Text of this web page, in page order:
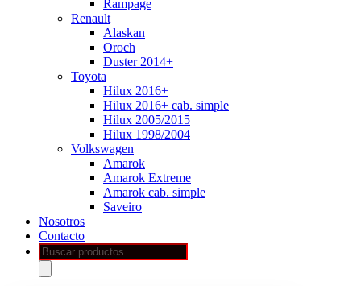
Rampage
Renault
Alaskan
Oroch
Duster 2014+
Toyota
Hilux 2016+
Hilux 2016+ cab. simple
Hilux 2005/2015
Hilux 1998/2004
Volkswagen
Amarok
Amarok Extreme
Amarok cab. simple
Saveiro
Nosotros
Contacto
Búsqueda
de
productos